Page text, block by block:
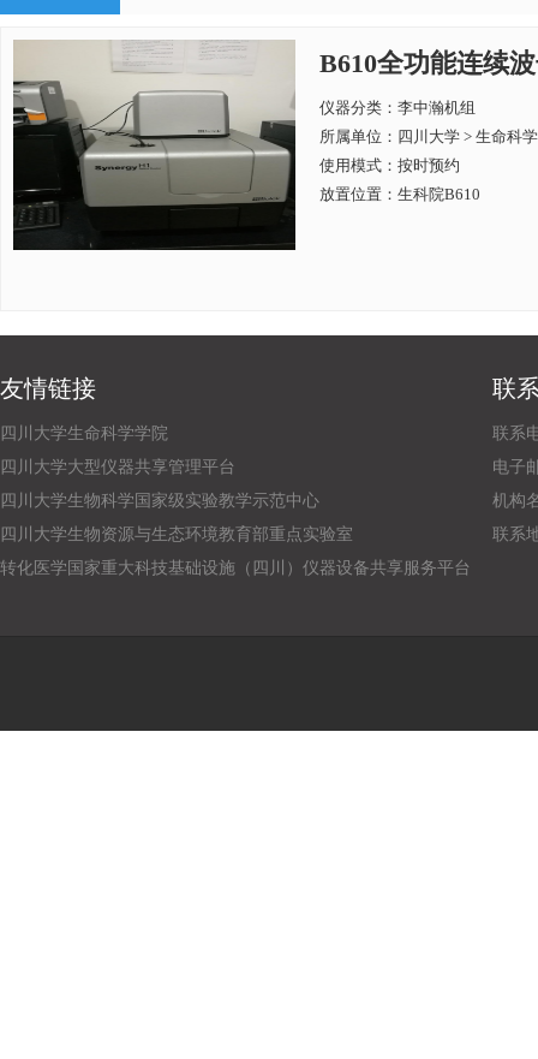
B610全功能连续
仪器分类：李中瀚机组
所属单位： 四川大学 > 生命科
使用模式：按时预约
放置位置：生科院B610
友情链接
四川大学生命科学学院
四川大学大型仪器共享管理平台
四川大学生物科学国家级实验教学示范中心
四川大学生物资源与生态环境教育部重点实验室
转化医学国家重大科技基础设施（四川）仪器设备共享服务平台
联
联系
电子
机构
联系